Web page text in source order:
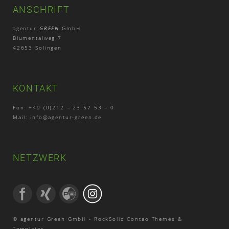
ANSCHRIFT
agentur GREEN GmbH
Blumentalweg 7
42653 Solingen
KONTAKT
Fon: +49 (0)212 – 23 57 53 – 0
Mail: info@agentur-green.de
NETZWERK
© agentur Green GmbH - RockSolid Contao Themes &